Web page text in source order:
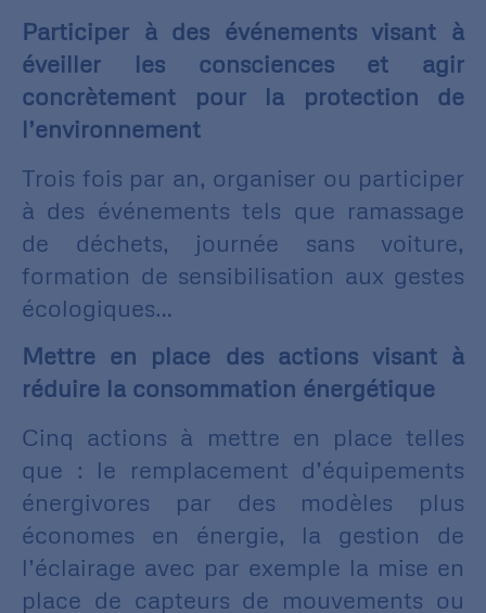
Participer à des événements visant à
éveiller les consciences et agir
concrètement pour la protection de
l’environnement
Trois fois par an, organiser ou participer
à des événements tels que ramassage
de déchets, journée sans voiture,
formation de sensibilisation aux gestes
écologiques…
Mettre en place des actions visant à
réduire la consommation énergétique
Cinq actions à mettre en place telles
que : le remplacement d’équipements
énergivores par des modèles plus
économes en énergie, la gestion de
l’éclairage avec par exemple la mise en
place de capteurs de mouvements ou